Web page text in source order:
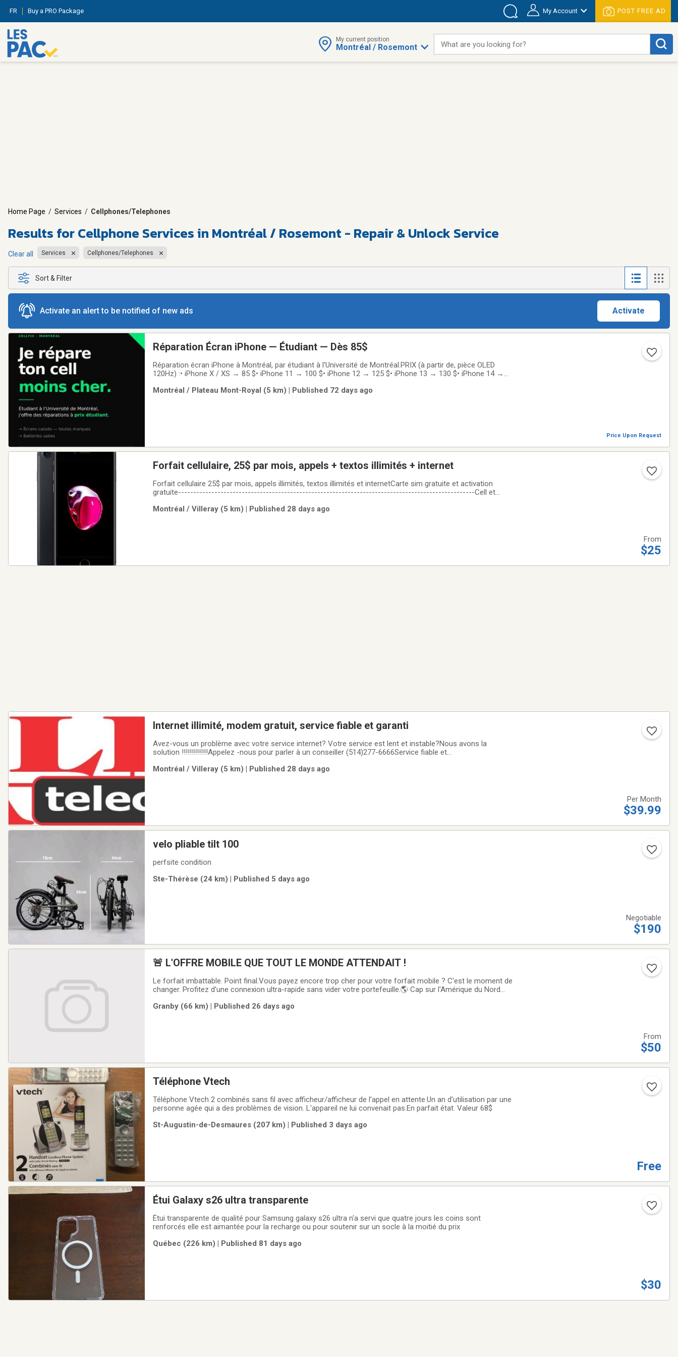
FR Buy a PRO Package My Account POST FREE AD
My current position
Montréal / Rosemont What are you looking for?
Home Page / Services / Cellphones/Telephones
Results forCellphone Services in Montréal / Rosemont - Repair & Unlock Service
Clear all Services Cellphones/Telephones
Sort & Filter
Activate an alert to be notified of new ads Activate
Réparation Écran iPhone — Étudiant — Dès 85$
Réparation écran iPhone à Montréal, par étudiant à l'Université de Montréal.PRIX (à partir de, pièce OLED
120Hz) :• iPhone X / XS → 85 $• iPhone 11 → 100 $• iPhone 12 → 125 $• iPhone 13 → 130 $• iPhone 14 →
devis sur demande(Apple Store : 329-509 $.
Montréal / Plateau Mont-Royal (5 km) | Published 72 days ago
Price Upon Request
Forfait cellulaire, 25$ par mois, appels + textos illimités + internet
Forfait cellulaire 25$ par mois, appels illimités, textos illimités et internetCarte sim gratuite et activation
gratuite--------------------------------------------------------------------------------------------------Cell et
iPhone, iPad,
Montréal / Villeray (5 km) | Published 28 days ago
From
$25
Internet illimité, modem gratuit, service fiable et garanti
Avez-vous un problème avec votre service internet? Votre service est lent et instable?Nous avons la
solution !!!!!!!!!!!!!Appelez -nous pour parler à un conseiller (514)277-6666Service fiable et
cher, fiable, rapide et
Montréal / Villeray (5 km) | Published 28 days ago
Per Month
$39.99
velo pliable tilt 100
perfsite condition
Ste-Thérèse (24 km) | Published 5 days ago
Negotiable
$190
🚨 L'OFFRE MOBILE QUE TOUT LE MONDE ATTENDAIT !
Le forfait imbattable. Point final.Vous payez encore trop cher pour votre forfait mobile ? C'est le moment de
changer. Profitez d'une connexion ultra-rapide sans vider votre portefeuille.🌎 Cap sur l'Amérique du Nord
tranquille.Je peux vous faire
Granby (66 km) | Published 26 days ago
From
$50
Téléphone Vtech
Téléphone Vtech 2 combinés sans fil avec afficheur/afficheur de l'appel en attente.Un an d'utilisation par une
personne agée qui a des problèmes de vision. L'appareil ne lui convenait pas.En parfait état. Valeur 68$
St-Augustin-de-Desmaures (207 km) | Published 3 days ago
Free
Étui Galaxy s26 ultra transparente
Étui transparente de qualité pour Samsung galaxy s26 ultra n'a servi que quatre jours les coins sont
renforcés elle est aimantée pour la recharge ou pour soutenir sur un socle à la moitié du prix
Québec (226 km) | Published 81 days ago
$30